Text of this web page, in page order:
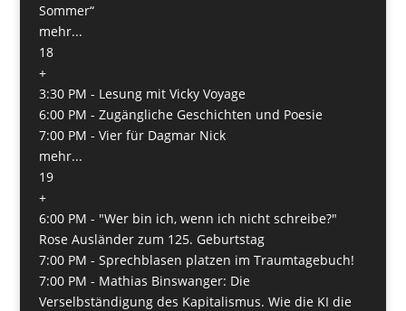
Sommer“
mehr...
18
+
3:30 PM - Lesung mit Vicky Voyage
6:00 PM - Zugängliche Geschichten und Poesie
7:00 PM - Vier für Dagmar Nick
mehr...
19
+
6:00 PM - "Wer bin ich, wenn ich nicht schreibe?"
Rose Ausländer zum 125. Geburtstag
7:00 PM - Sprechblasen platzen im Traumtagebuch!
7:00 PM - Mathias Binswanger: Die
Verselbständigung des Kapitalismus. Wie die KI die